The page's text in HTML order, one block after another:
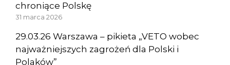
chroniące Polskę
31 marca 2026
29.03.26 Warszawa – pikieta „VETO wobec
najważniejszych zagrożeń dla Polski i
Polaków”